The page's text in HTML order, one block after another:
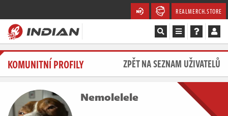
REALMERCH.STORE
Magazín
Videa
KOMUNITNÍ PROFILY ZPĚT NA SEZNAM UŽIVATELŮ
Nemolelele